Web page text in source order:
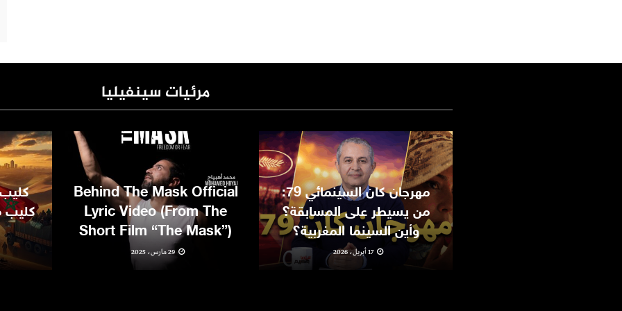
مرئيات سينفيليا
مهرجان كان السينمائي 79:
من يسيطر على المسابقة؟
وأين السينما المغربية؟
17 أبريل، 2026
Behind The Mask Official
Lyric Video (From The
Short Film “The Mask”)
29 مارس، 2025
كليب